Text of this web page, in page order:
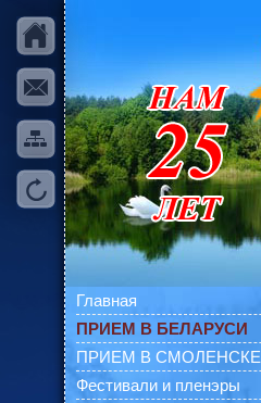
Главная
ПРИЕМ В БЕЛАРУСИ
ПРИЕМ В СМОЛЕНСКЕ
Фестивали и пленэры